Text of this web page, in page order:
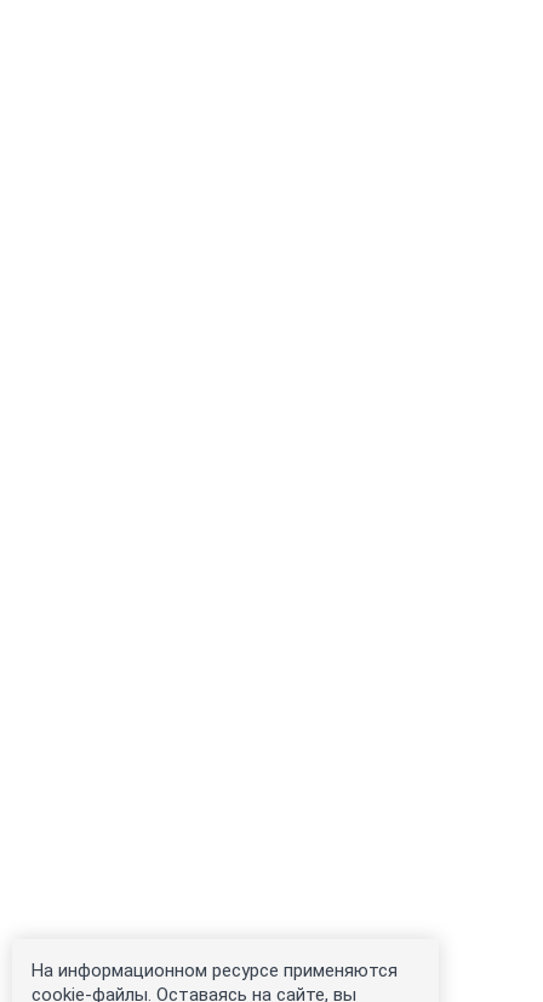
На информационном ресурсе применяются
cookie-файлы. Оставаясь на сайте, вы